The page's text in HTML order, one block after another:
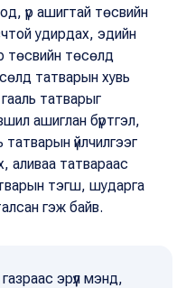
үр ашигтай төсвийн
удирдах, эдийн
төсвийн төсөлд
татварын хувь
татварыг
ашиглан бүртгэл,
татварын үйлчилгээг
аливаа татвараас
тэгш, шударга
гэж байв.
эрүүл мэнд,